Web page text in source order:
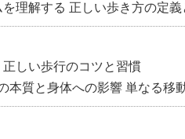
理解する 正しい歩き方の定
しい歩行のコツと習慣
本質と身体への影響 単なる移